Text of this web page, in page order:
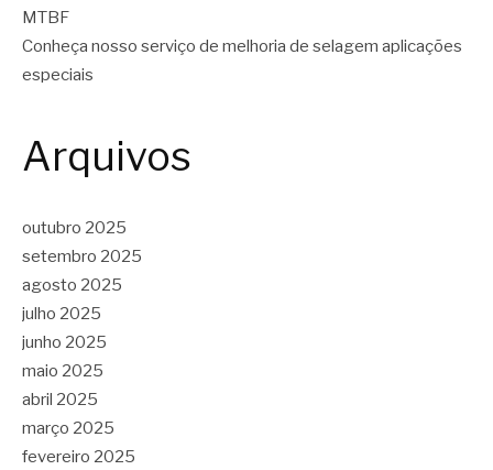
MTBF
Conheça nosso serviço de melhoria de selagem aplicações
especiais
Arquivos
outubro 2025
setembro 2025
agosto 2025
julho 2025
junho 2025
maio 2025
abril 2025
março 2025
fevereiro 2025